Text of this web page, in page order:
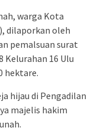
warga Kota
dilaporkan oleh
pemalsuan surat
Kelurahan 16 Ulu
hektare.
hijau di Pengadilan
majelis hakim